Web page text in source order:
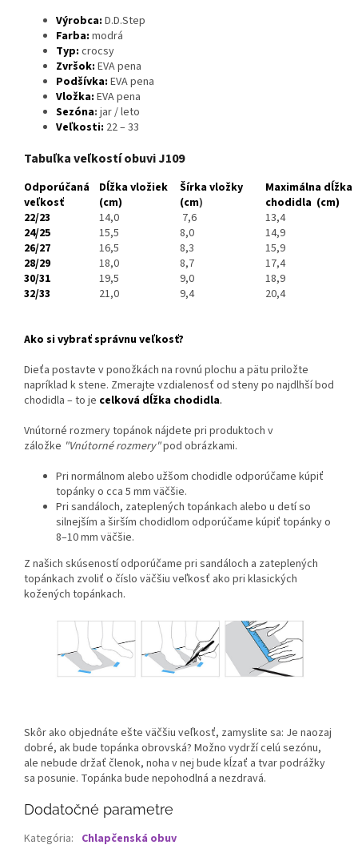
Výrobca: D.D.Step
Farba: modrá
Typ: crocsy
Zvršok: EVA pena
Podšívka: EVA pena
Vložka: EVA pena
Sezóna: jar / leto
Veľkosti: 22 – 33
Tabuľka veľkostí obuvi J109
Odporúčaná
veľkosť
22/23
24/25
26/27
28/29
30/31
32/33
Dĺžka vložiek
(cm)
14,0
15,5
16,5
18,0
19,5
21,0
Šírka vložky
(cm)
7,6
8,0
8,3
8,7
9,0
9,4
Maximálna dĺžka
chodidla (cm)
13,4
14,9
15,9
17,4
18,9
20,4
Ako si vybrať správnu veľkosť?
Dieťa postavte v ponožkách na rovnú plochu a pätu priložte
napríklad k stene. Zmerajte vzdialenosť od steny po najdlhší bod
chodidla – to je celková dĺžka chodidla.
Vnútorné rozmery topánok nájdete pri produktoch v
záložke "Vnútorné rozmery"pod obrázkami.
Pri normálnom alebo užšom chodidle odporúčame kúpiť
topánky o cca 5 mm väčšie.
Pri sandáloch, zateplených topánkach alebo u detí so
silnejším a širším chodidlom odporúčame kúpiť topánky o
8–10 mm väčšie.
Z našich skúseností odporúčame pri sandáloch a zateplených
topánkach zvoliť o číslo väčšiu veľkosť ako pri klasických
kožených topánkach.
Skôr ako objednáte ešte väčšiu veľkosť, zamyslite sa: Je naozaj
dobré, ak bude topánka obrovská? Možno vydrží celú sezónu,
ale nebude držať členok, noha v nej bude kĺzať a tvar podrážky
sa posunie. Topánka bude nepohodlná a nezdravá.
Dodatočné parametre
Kategória: Chlapčenská obuv